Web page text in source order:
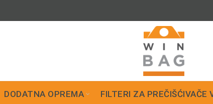
DODATNA OPREMA FILTERI ZA PREČIŠĆIVAČE